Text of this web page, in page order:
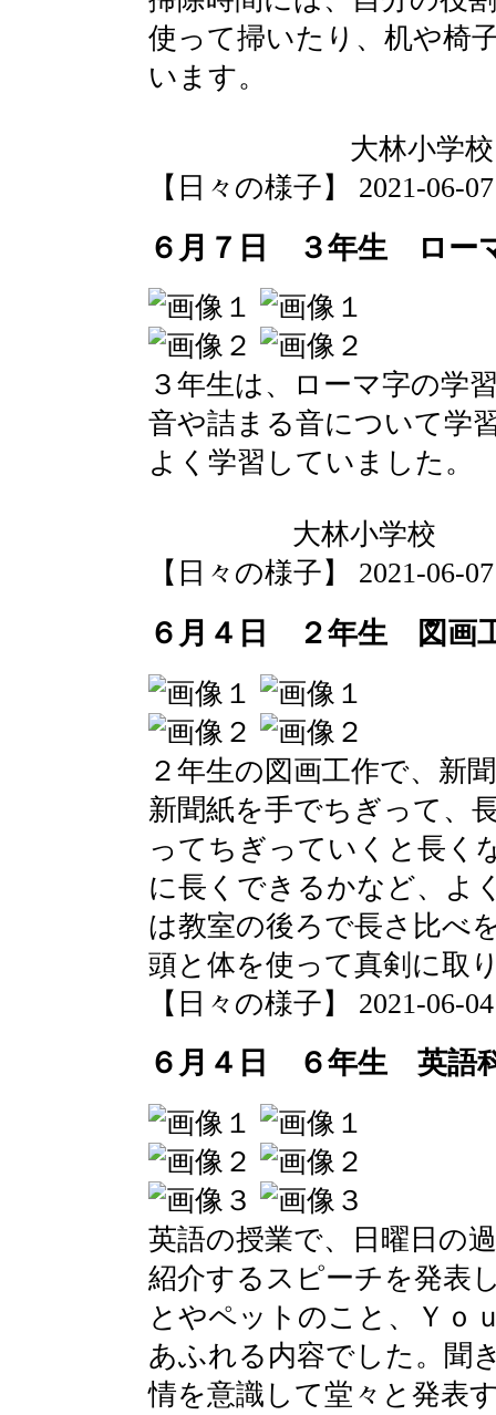
使って掃いたり、机や椅
います。
大林小学校
【日々の様子】 2021-06-
６月７日 ３年生 ロー
３年生は、ローマ字の学
音や詰まる音について学
よく学習していました。
大林小学校
【日々の様子】 2021-06-
６月４日 ２年生 図画
２年生の図画工作で、新
新聞紙を手でちぎって、
ってちぎっていくと長く
に長くできるかなど、よ
は教室の後ろで長さ比べ
頭と体を使って真剣に取
【日々の様子】 2021-06-
６月４日 ６年生 英語
英語の授業で、日曜日の
紹介するスピーチを発表
とやペットのこと、Ｙ
あふれる内容でした。聞
情を意識して堂々と発表